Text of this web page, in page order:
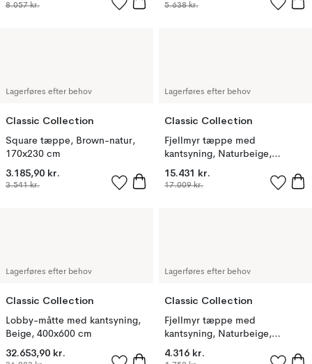
8.057 kr. 5.638 kr.
Lagerføres efter behov
Classic Collection
Square tæppe, Brown-natur,
170x230 cm
3.185,90 kr.
3.541 kr.
Lagerføres efter behov
Classic Collection
Fjellmyr tæppe med
kantsyning, Naturbeige,
400x400 cm
15.431 kr.
17.009 kr.
Lagerføres efter behov
Classic Collection
Lobby-måtte med kantsyning,
Beige, 400x600 cm
32.653,90 kr.
Lagerføres efter behov
Classic Collection
Fjellmyr tæppe med
kantsyning, Naturbeige,
200x200 cm
4.316 kr.